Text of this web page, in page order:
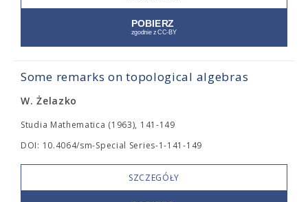
Some remarks on topological algebras
W. Żelazko
Studia Mathematica (1963), 141-149
DOI: 10.4064/sm-Special Series-1-141-149
SZCZEGÓŁY